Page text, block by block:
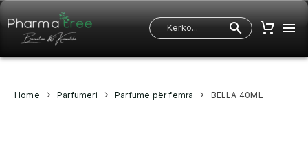
Home Parfumeri Parfume për femra BELLA 40ML